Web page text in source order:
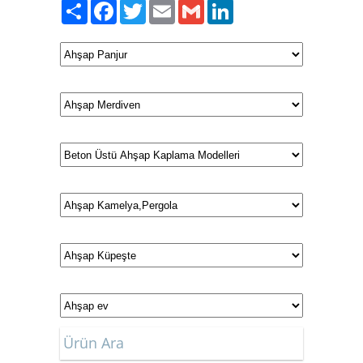
PaylaşFacebook
TwitterEmailGmail
Ürün Ara